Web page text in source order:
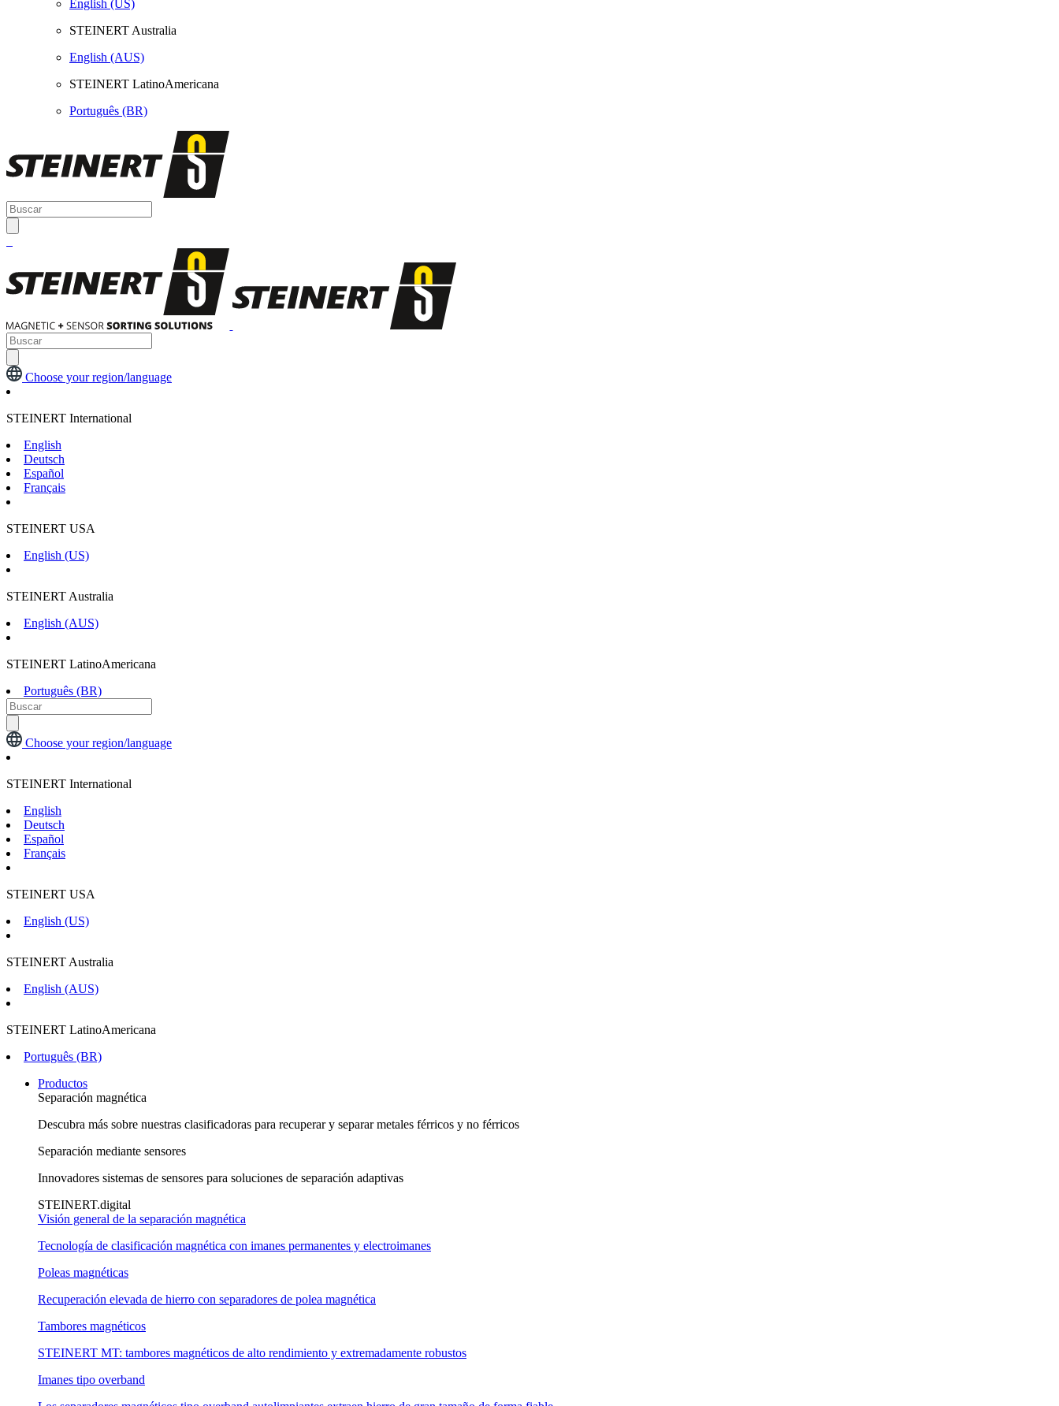
English (US)
STEINERT Australia
English (AUS)
STEINERT LatinoAmericana
Português (BR)
Choose your region/language
STEINERT International
English
Deutsch
Español
Français
STEINERT USA
English (US)
STEINERT Australia
English (AUS)
STEINERT LatinoAmericana
Português (BR)
Choose your region/language
STEINERT International
English
Deutsch
Español
Français
STEINERT USA
English (US)
STEINERT Australia
English (AUS)
STEINERT LatinoAmericana
Português (BR)
Productos
Separación magnética
Descubra más sobre nuestras clasificadoras para recuperar y separar metales férricos y no férricos
Separación mediante sensores
Innovadores sistemas de sensores para soluciones de separación adaptivas
STEINERT.digital
Visión general de la separación magnética
Tecnología de clasificación magnética con imanes permanentes y electroimanes
Poleas magnéticas
Recuperación elevada de hierro con separadores de polea magnética
Tambores magnéticos
STEINERT MT: tambores magnéticos de alto rendimiento y extremadamente robustos
Imanes tipo overband